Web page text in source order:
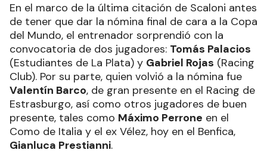
En el marco de la última citación de Scaloni antes
de tener que dar la nómina final de cara a la Copa
del Mundo, el entrenador sorprendió con la
convocatoria de dos jugadores: Tomás Palacios
(Estudiantes de La Plata) y Gabriel Rojas (Racing
Club). Por su parte, quien volvió a la nómina fue
Valentín Barco, de gran presente en el Racing de
Estrasburgo, así como otros jugadores de buen
presente, tales como Máximo Perrone en el
Como de Italia y el ex Vélez, hoy en el Benfica,
Gianluca Prestianni.